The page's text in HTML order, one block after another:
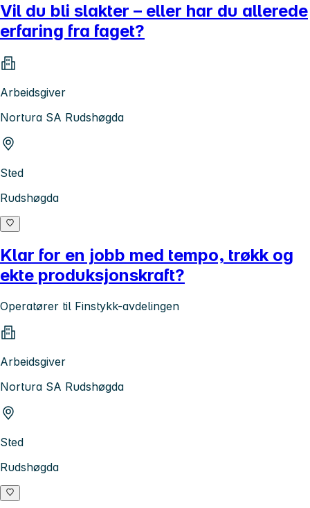
Vil du bli slakter – eller har du allerede
erfaring fra faget?
Arbeidsgiver
Nortura SA Rudshøgda
Sted
Rudshøgda
Klar for en jobb med tempo, trøkk og
ekte produksjonskraft?
Operatører til Finstykk-avdelingen
Arbeidsgiver
Nortura SA Rudshøgda
Sted
Rudshøgda